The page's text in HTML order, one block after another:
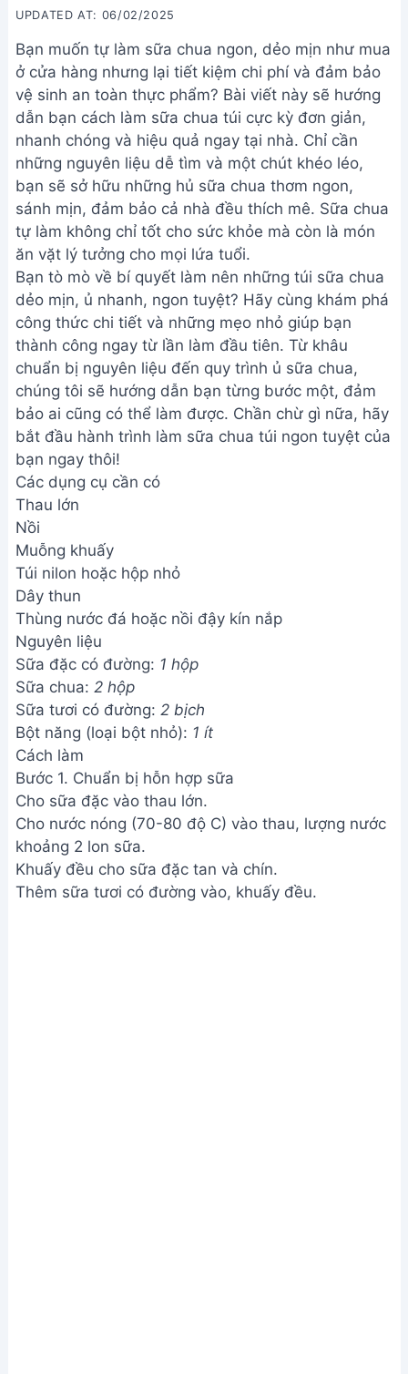
UPDATED AT: 06/02/2025
Bạn muốn tự làm sữa chua ngon, dẻo mịn như mua
ở cửa hàng nhưng lại tiết kiệm chi phí và đảm bảo
vệ sinh an toàn thực phẩm? Bài viết này sẽ hướng
dẫn bạn cách làm sữa chua túi cực kỳ đơn giản,
nhanh chóng và hiệu quả ngay tại nhà. Chỉ cần
những nguyên liệu dễ tìm và một chút khéo léo,
bạn sẽ sở hữu những hủ sữa chua thơm ngon,
sánh mịn, đảm bảo cả nhà đều thích mê. Sữa chua
tự làm không chỉ tốt cho sức khỏe mà còn là món
ăn vặt lý tưởng cho mọi lứa tuổi.
Bạn tò mò về bí quyết làm nên những túi sữa chua
dẻo mịn, ủ nhanh, ngon tuyệt? Hãy cùng khám phá
công thức chi tiết và những mẹo nhỏ giúp bạn
thành công ngay từ lần làm đầu tiên. Từ khâu
chuẩn bị nguyên liệu đến quy trình ủ sữa chua,
chúng tôi sẽ hướng dẫn bạn từng bước một, đảm
bảo ai cũng có thể làm được. Chần chừ gì nữa, hãy
bắt đầu hành trình làm sữa chua túi ngon tuyệt của
bạn ngay thôi!
Các dụng cụ cần có
Thau lớn
Nồi
Muỗng khuấy
Túi nilon hoặc hộp nhỏ
Dây thun
Thùng nước đá hoặc nồi đậy kín nắp
Nguyên liệu
Sữa đặc có đường: 1 hộp
Sữa chua: 2 hộp
Sữa tươi có đường: 2 bịch
Bột năng (loại bột nhỏ): 1 ít
Cách làm
Bước 1. Chuẩn bị hỗn hợp sữa
Cho sữa đặc vào thau lớn.
Cho nước nóng (70-80 độ C) vào thau, lượng nước
khoảng 2 lon sữa.
Khuấy đều cho sữa đặc tan và chín.
Thêm sữa tươi có đường vào, khuấy đều.